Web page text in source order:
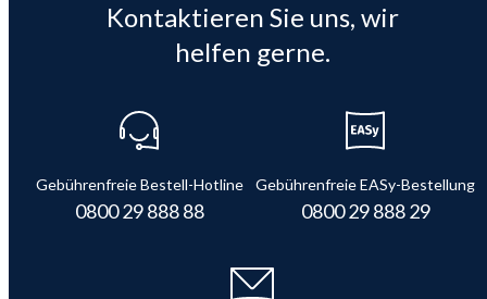
Kontaktieren Sie uns, wir
helfen gerne.
Gebührenfreie Bestell-Hotline
0800 29 888 88
Gebührenfreie EASy-Bestellung
0800 29 888 29